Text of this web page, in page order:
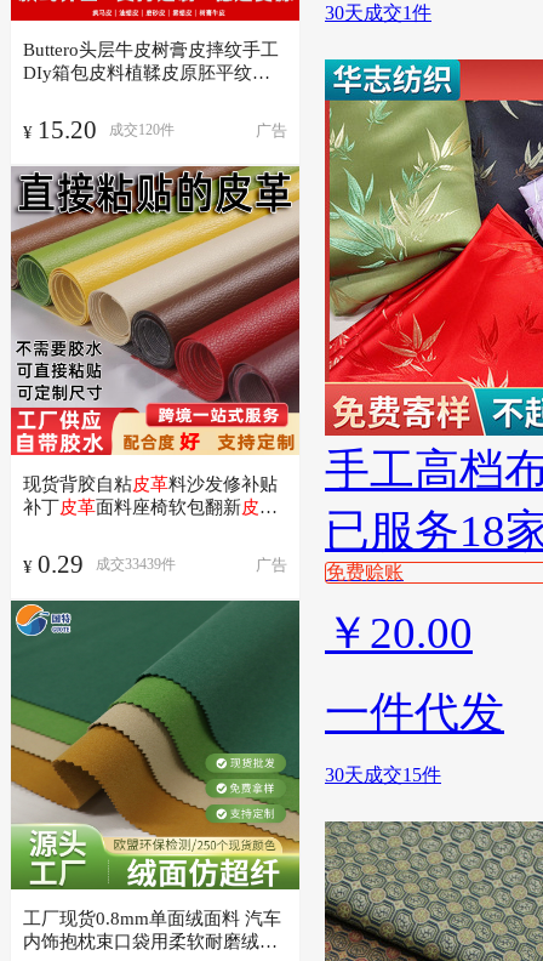
Buttero头层牛皮树膏皮摔纹手工
DIy箱包皮料植鞣皮原胚平纹皮
¥ 15.20 成交120件 广告
现货背胶自粘皮革料沙发修补贴
补丁皮革面料座椅软包翻新皮革
¥ 0.29 成交33439件 广告
工厂现货0.8mm单面绒面料 汽车
内饰抱枕束口袋用柔软耐磨绒面
30天成交1件
手工高档
已服务18
免费赊账
￥ 20.00
一件代发
30天成交15件